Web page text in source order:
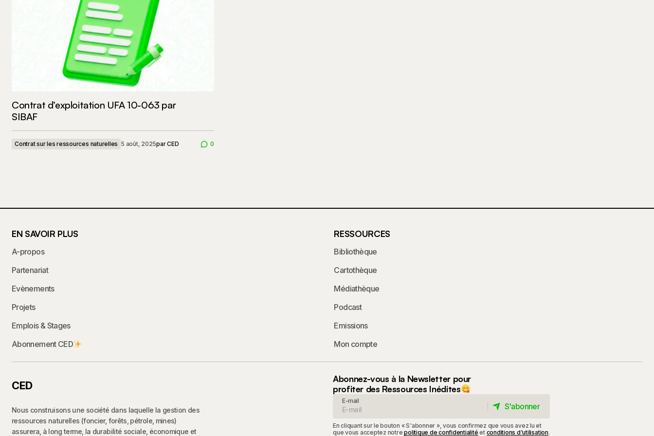
Contrat d’exploitation UFA 10-063 par
SIBAF
Contrat sur les ressources naturelles 5 août, 2025parCED 0
CED
Nous construisons une société dans laquelle la gestion des
ressources naturelles (foncier, forêts, pétrole, mines)
assurera, à long terme, la durabilité sociale, économique et
EN SAVOIR PLUS
A-propos
Partenariat
Evènements
Projets
Emplois & Stages
Abonnement CED
RESSOURCES
Bibliothèque
Cartothèque
Médiathèque
Podcast
Emissions
Mon compte
Abonnez-vous à la Newsletter pour
profiter des Ressources Inédites
E-mail
S'abonner
En cliquant sur le bouton « S'abonner », vous confirmez que vous avez lu et
que vous acceptez notrepolitique de confidentialité et conditions d'utilisation.